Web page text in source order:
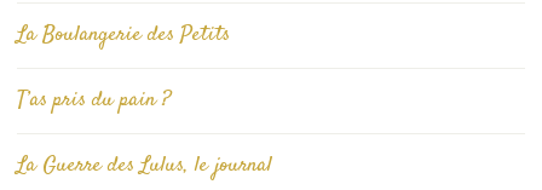
La Boulangerie des Petits
T’as pris du pain ?
La Guerre des Lulus, le journal